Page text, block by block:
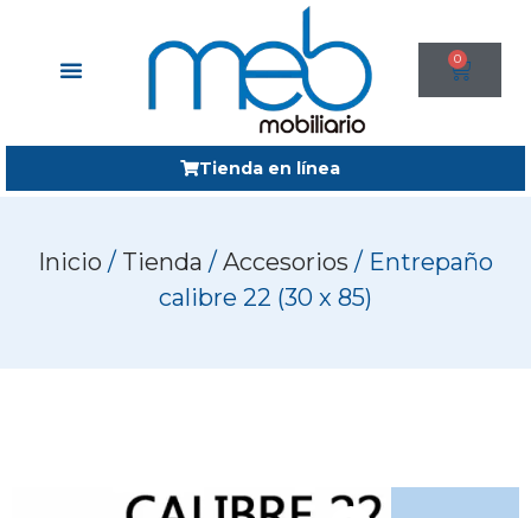
0
Tienda en línea
Inicio / Tienda / Accesorios / Entrepaño
calibre 22 (30 x 85)